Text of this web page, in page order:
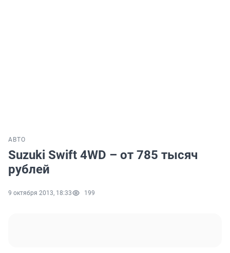
АВТО
Suzuki Swift 4WD – от 785 тысяч
рублей
9 октября 2013, 18:33 199